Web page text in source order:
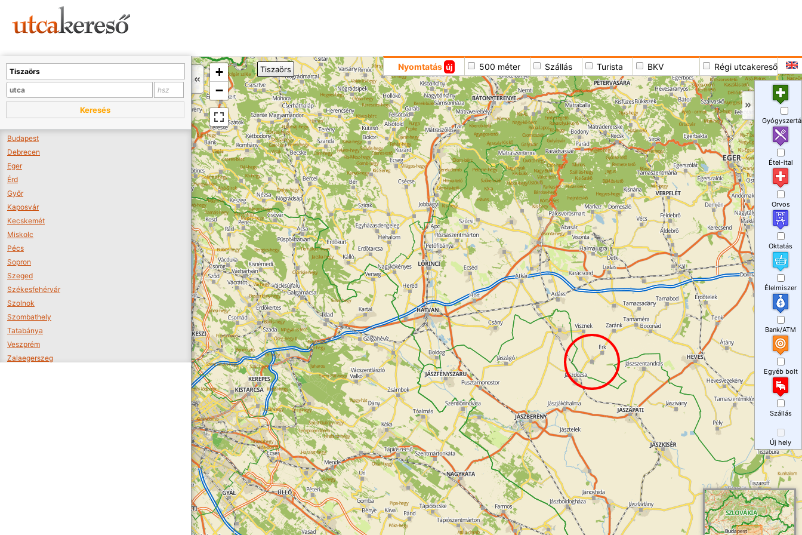
+
−
Nyomtatás új 500 méter Szállás Turista BKV Régi utcakereső
Tiszaörs
Keresés
Budapest
Debrecen
Eger
Érd
Győr
Kaposvár
Kecskemét
Miskolc
Pécs
Sopron
Szeged
Székesfehérvár
Szolnok
Szombathely
Tatabánya
Veszprém
Zalaegerszeg
Étel-ital
Orvos
Oktatás
Élelmiszer
Bank/ATM
Egyéb bolt
Szállás
Új hely
A térképet kicsinyíteni kell, hogy látszódjanak a boltok.
Boltok látszódjanak >>